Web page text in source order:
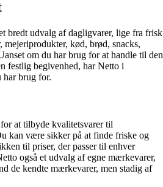
bredt udvalg af dagligvarer, lige fra frisk
kød, brød, snacks,
om du har brug for at handle til den
festlig begivenhed, har Netto i
brug for.
at tilbyde kvalitetsvarer til
kan være sikker på at finde friske og
til priser, der passer til enhver
også et udvalg af egne mærkevarer,
de kendte mærkevarer, men stadig af